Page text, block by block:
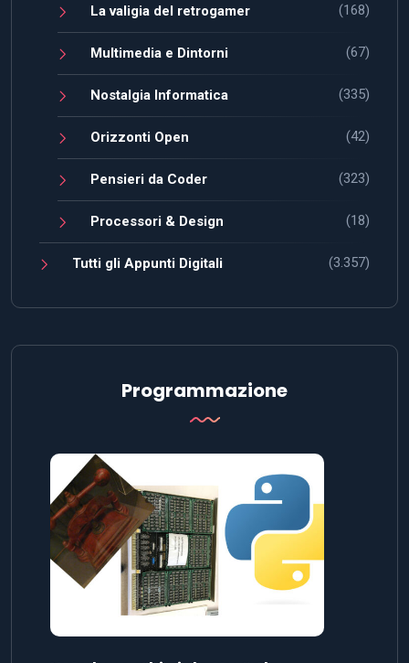
La valigia del retrogamer (168)
Multimedia e Dintorni (67)
Nostalgia Informatica (335)
Orizzonti Open (42)
Pensieri da Coder (323)
Processori & Design (18)
Tutti gli Appunti Digitali (3.357)
Programmazione